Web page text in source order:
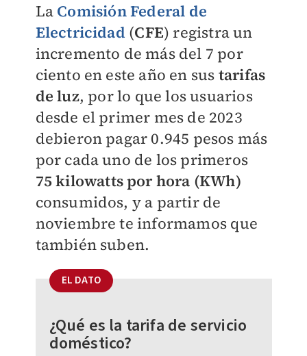
La Comisión Federal de
Electricidad (CFE) registra un
incremento de más del 7 por
ciento en este año en sus tarifas
de luz, por lo que los usuarios
desde el primer mes de 2023
debieron pagar 0.945 pesos más
por cada uno de los primeros
75 kilowatts por hora (KWh)
consumidos, y a partir de
noviembre te informamos que
también suben.
EL DATO
¿Qué es la tarifa de servicio
doméstico?